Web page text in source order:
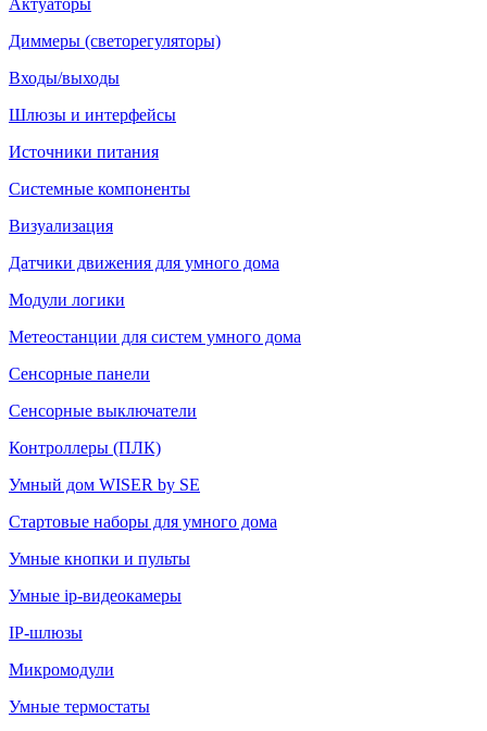
Диммеры (светорегуляторы)
Входы/выходы
Шлюзы и интерфейсы
Источники питания
Системные компоненты
Визуализация
Датчики движения для умного дома
Модули логики
Метеостанции для систем умного дома
Сенсорные панели
Сенсорные выключатели
Контроллеры (ПЛК)
Умный дом WISER by SE
Стартовые наборы для умного дома
Умные кнопки и пульты
Умные ip-видеокамеры
IP-шлюзы
Микромодули
Умные термостаты